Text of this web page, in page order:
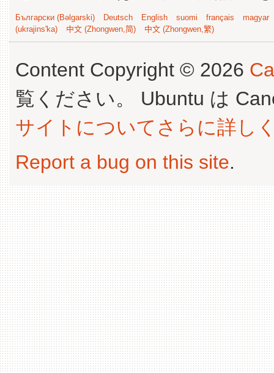
Български (Bəlgarski) Deutsch English suomi français
magyar
(ukrajins'ka)
中文 (Zhongwen,简) 中文 (Zhongwen,繁)
Content Copyright © 2026
覧ください。 Ubuntu は
サイトについてさらに詳し
Report a bug on this site.